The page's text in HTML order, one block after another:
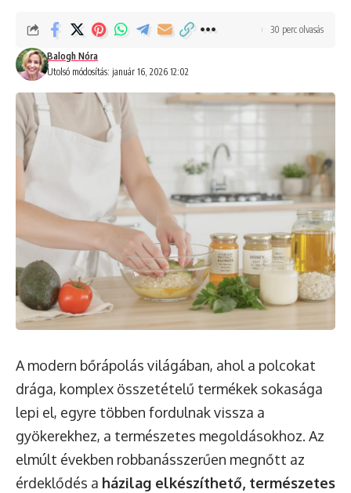
Utolsó módosítás: január 16, 2026 12:02
Balogh Nóra
30 perc olvasás
A modern bőrápolás világában, ahol a polcokat
drága, komplex összetételű termékek sokasága
lepi el, egyre többen fordulnak vissza a
gyökerekhez, a természetes megoldásokhoz. Az
elmúlt években robbanásszerűen megnőtt az
érdeklődés a házilag elkészíthető, természetes